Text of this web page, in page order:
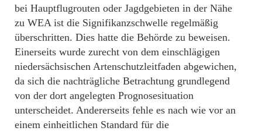
bei Hauptflugrouten oder Jagdgebieten in der Nähe
zu WEA ist die Signifikanzschwelle regelmäßig
überschritten. Dies hatte die Behörde zu beweisen.
Einerseits wurde zurecht von dem einschlägigen
niedersächsischen Artenschutzleitfaden abgewichen,
da sich die nachträgliche Betrachtung grundlegend
von der dort angelegten Prognosesituation
unterscheidet. Andererseits fehle es nach wie vor an
einem einheitlichen Standard für die